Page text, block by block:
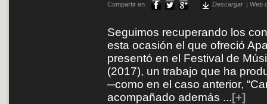
Compartir en Descargar Web
Seguimos recuperando los
esta ocasión el que ofreció
presentó en el Festival de
(2017), un trabajo que ha
─como en el caso anterior,
acompañado además ...[+]